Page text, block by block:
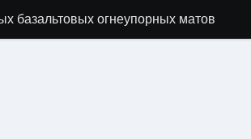
базальтовых огнеупорных матов
+ GEO/AEO — Новая формула
горячие и мобильные варианты,